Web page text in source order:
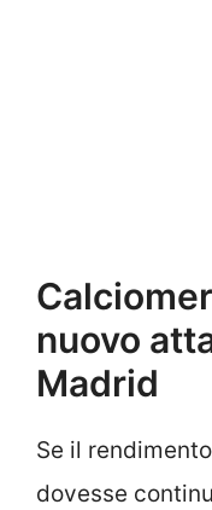
nuovo
Madrid
Se il
dovesse